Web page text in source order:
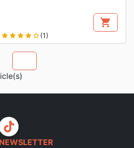
shopping_cart
star star star star star_border(1)
tiktok